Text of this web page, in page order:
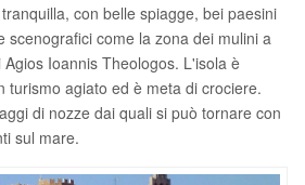
con belle spiagge, bei paesini
scenografici come la zona dei mulini a
Ioannis Theologos. L'isola è
turismo agiato ed è meta di crociere.
di nozze dai quali si può tornare con
sul mare.